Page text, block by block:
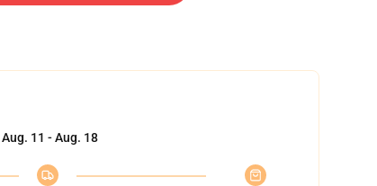
Aug. 11 - Aug. 18